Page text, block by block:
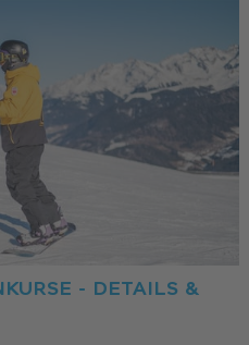
- DETAILS &